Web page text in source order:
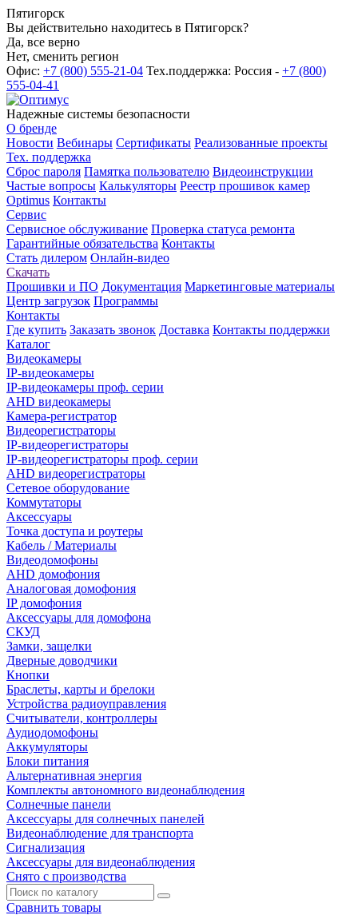
Пятигорск
Вы действительно находитесь в Пятигорск?
Да, все верно
Нет, сменить регион
Офис: +7 (800) 555-21-04 Тех.поддержка: Россия - +7 (800)
555-04-41
Надежные системы безопасности
О бренде
Новости Вебинары Сертификаты Реализованные проекты
Тех. поддержка
Сброс пароля Памятка пользователю Видеоинструкции
Частые вопросы Калькуляторы Реестр прошивок камер
Optimus Контакты
Сервис
Сервисное обслуживание Проверка статуса ремонта
Гарантийные обязательства Контакты
Стать дилером Онлайн-видео
Скачать
Прошивки и ПО Документация Маркетинговые материалы
Центр загрузок Программы
Контакты
Где купить Заказать звонок Доставка Контакты поддержки
Каталог
Видеокамеры
IP-видеокамеры
IP-видеокамеры проф. серии
AHD видеокамеры
Камера-регистратор
Видеорегистраторы
IP-видеорегистраторы
IP-видеорегистраторы проф. серии
AHD видеорегистраторы
Сетевое оборудование
Коммутаторы
Аксессуары
Точка доступа и роутеры
Кабель / Материалы
Видеодомофоны
AHD домофония
Аналоговая домофония
IP домофония
Аксессуары для домофона
СКУД
Замки, защелки
Дверные доводчики
Кнопки
Браслеты, карты и брелоки
Устройства радиоуправления
Считыватели, контроллеры
Аудиодомофоны
Аккумуляторы
Блоки питания
Альтернативная энергия
Комплекты автономного видеонаблюдения
Солнечные панели
Аксессуары для солнечных панелей
Видеонаблюдение для транспорта
Сигнализация
Аксессуары для видеонаблюдения
Снято с производства
Сравнить товары